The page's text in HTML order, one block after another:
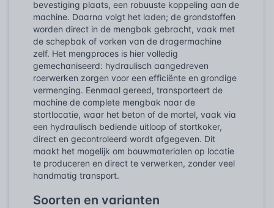
bevestiging plaats, een robuuste koppeling aan de
machine. Daarna volgt het laden; de grondstoffen
worden direct in de mengbak gebracht, vaak met
de schepbak of vorken van de dragermachine
zelf. Het mengproces is hier volledig
gemechaniseerd: hydraulisch aangedreven
roerwerken zorgen voor een efficiënte en grondige
vermenging. Eenmaal gereed, transporteert de
machine de complete mengbak naar de
stortlocatie, waar het beton of de mortel, vaak via
een hydraulisch bediende uitloop of stortkoker,
direct en gecontroleerd wordt afgegeven. Dit
maakt het mogelijk om bouwmaterialen op locatie
te produceren en direct te verwerken, zonder veel
handmatig transport.
Soorten en varianten